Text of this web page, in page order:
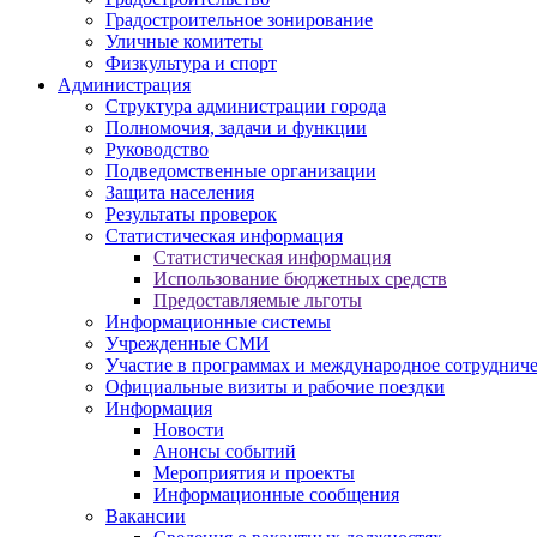
Градостроительное зонирование
Уличные комитеты
Физкультура и спорт
Администрация
Структура администрации города
Полномочия, задачи и функции
Руководство
Подведомственные организации
Защита населения
Результаты проверок
Статистическая информация
Статистическая информация
Использование бюджетных средств
Предоставляемые льготы
Информационные системы
Учрежденные СМИ
Участие в программах и международное
Официальные визиты и рабочие поездки
Информация
Новости
Анонсы событий
Мероприятия и проекты
Информационные сообщения
Вакансии